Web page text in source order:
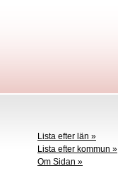
Lista efter län »
Lista efter kommun »
Om Sidan »